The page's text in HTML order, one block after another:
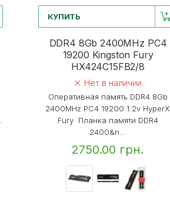
КУПИТЬ
DDR4 8Gb 2400MHz PC4
19200 Kingston Fury
HX424C15FB2/8
Нет в наличии
Оперативная память DDR4 8Gb
2400MHz PC4 19200 1.2v HyperX
Fury Планка памяти DDR4
2400&n...
2750.00 грн.